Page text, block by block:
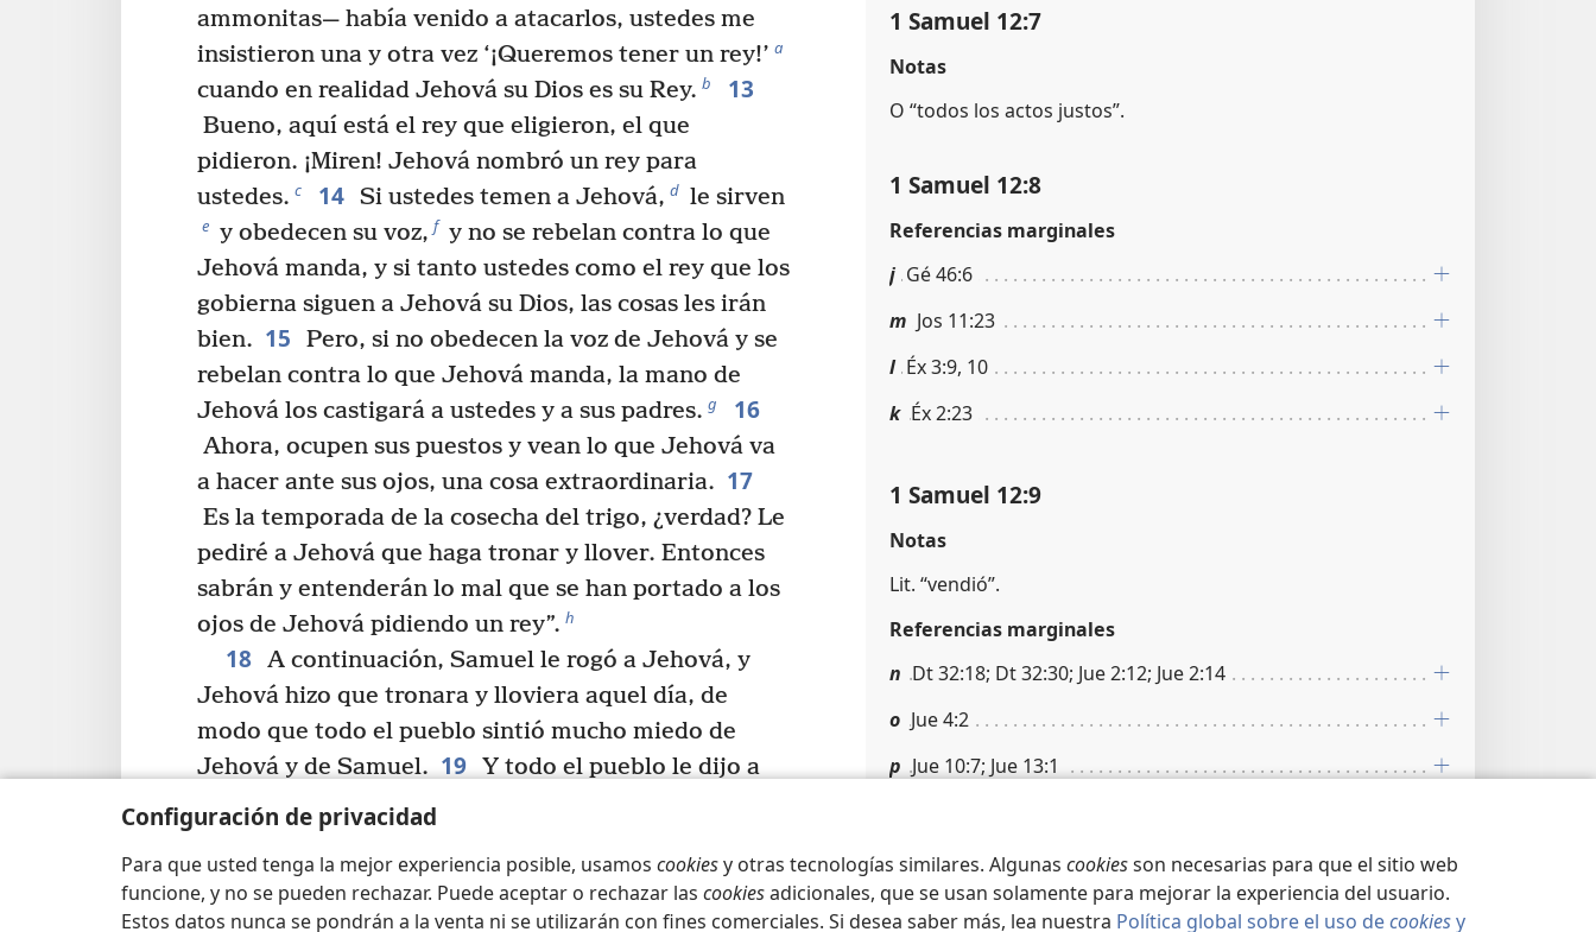
Configuración de privacidad
Para que usted tenga la mejor experiencia posible, usamos cookiesy otras tecnologías similares. Algunas cookiesson necesarias para que el sitio web
funcione, y no se pueden rechazar. Puede aceptar o rechazar las cookiesadicionales, que se usan solamente para mejorar la experiencia del usuario.
Estos datos nunca se pondrán a la venta ni se utilizarán con fines comerciales. Si desea saber más, lea nuestra Política global sobre el uso decookiesy
ammonitas— había venido a atacarlos, ustedes me
insistieron una y otra vez ‘¡Queremos tener un rey!’ a
cuando en realidad Jehová su Dios es su Rey. b 13
Bueno, aquí está el rey que eligieron, el que
pidieron. ¡Miren! Jehová nombró un rey para
ustedes. c 14 Si ustedes temen a Jehová, d le sirven
e y obedecen su voz, f y no se rebelan contra lo que
Jehová manda, y si tanto ustedes como el rey que los
gobierna siguen a Jehová su Dios, las cosas les irán
bien. 15
Pero, si no obedecen la voz de Jehová y se
rebelan contra lo que Jehová manda, la mano de
Jehová los castigará a ustedes y a sus padres. g 16
Ahora, ocupen sus puestos y vean lo que Jehová va
a hacer ante sus ojos, una cosa extraordinaria. 17
Es la temporada de la cosecha del trigo, ¿verdad? Le
pediré a Jehová que haga tronar y llover. Entonces
sabrán y entenderán lo mal que se han portado a los
ojos de Jehová pidiendo un rey”. h
18 A continuación, Samuel le rogó a Jehová, y
Jehová hizo que tronara y lloviera aquel día, de
modo que todo el pueblo sintió mucho miedo de
Jehová y de Samuel. 19 Y todo el pueblo le dijo a
Samuel: “Órale a Jehová tu Dios a favor de nosotros,
tus siervos, i
hemos añadido a todos nuestros pecados la maldad
de pedir un rey”.
1 Samuel 12:7
Notas
O “todos los actos justos”.
1 Samuel 12:8
Referencias marginales
j Gé 46:6
m Jos 11:23
l Éx 3:9, 10
k Éx 2:23
1 Samuel 12:9
Notas
Lit. “vendió”.
Referencias marginales
n Dt 32:18; Dt 32:30; Jue 2:12; Jue 2:14
o Jue 4:2
p Jue 10:7; Jue 13:1
1 Samuel 12:10